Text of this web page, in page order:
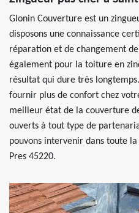
Glonin Couverture est un
disposons une connaissance
réparation et de changement
également pour la toiture en
résultat qui dure très
fournir plus de confort chez
meilleur état de la couverture
ouverts à tout type de
pouvons intervenir dans toute
Pres 45220.